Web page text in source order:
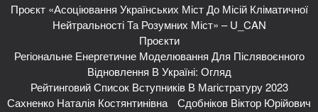
Проєкт «Асоціювання Українських Міст До Місій Кліматичної
Нейтральності Та Розумних Міст» – U_CAN
Проєкти
Регіональне Енергетичне Моделювання Для Післявоєнного
Відновлення В Україні: Огляд
Рейтинговий Список Вступників В Магістратуру 2023
Сахненко Наталія Костянтинівна
Сдобніков Віктор Юрійович